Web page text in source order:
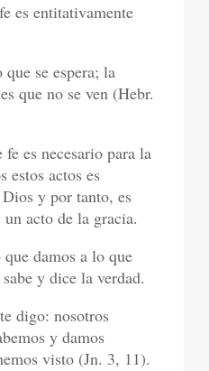
es entitativamente
se espera; la
que no se ven (Hebr.
es necesario para la
estos actos es
y por tanto, es
acto de la gracia.
damos a lo que
y dice la verdad.
digo: nosotros
y damos
visto (Jn. 3, 11).